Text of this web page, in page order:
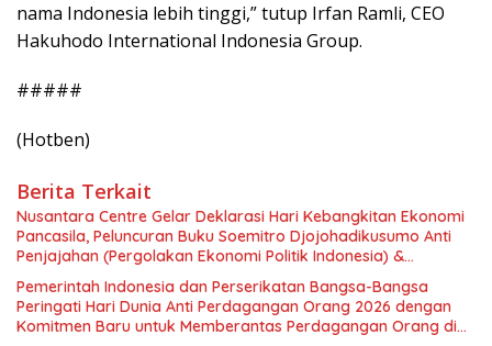
nama Indonesia lebih tinggi,” tutup Irfan Ramli, CEO
Hakuhodo International Indonesia Group.
#####
(Hotben)
Berita Terkait
Nusantara Centre Gelar Deklarasi Hari Kebangkitan Ekonomi
Pancasila, Peluncuran Buku Soemitro Djojohadikusumo Anti
Penjajahan (Pergolakan Ekonomi Politik Indonesia) &
Simposium Nasional “Urgensi Undang-Undang Perekonomian
Nasional dan Kesejahteraan Sosial dalam Menata Bangsa
Menuju Indonesia Emas 2045”,
Pemerintah Indonesia dan Perserikatan Bangsa-Bangsa
Peringati Hari Dunia Anti Perdagangan Orang 2026 dengan
Komitmen Baru untuk Memberantas Perdagangan Orang di